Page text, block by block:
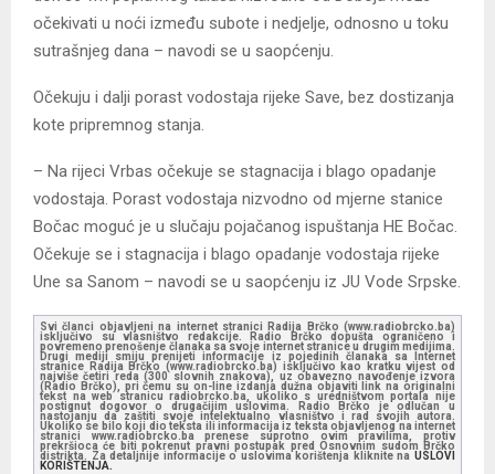
očekivati u noći između subote i nedjelje, odnosno u toku
sutrašnjeg dana – navodi se u saopćenju.
Očekuju i dalji porast vodostaja rijeke Save, bez dostizanja
kote pripremnog stanja.
– Na rijeci Vrbas očekuje se stagnacija i blago opadanje
vodostaja. Porast vodostaja nizvodno od mjerne stanice
Bočac moguć je u slučaju pojačanog ispuštanja HE Bočac.
Očekuje se i stagnacija i blago opadanje vodostaja rijeke
Une sa Sanom – navodi se u saopćenju iz JU Vode Srpske.
Svi članci objavljeni na internet stranici Radija Brčko (www.radiobrcko.ba)
isključivo su vlasništvo redakcije. Radio Brčko dopušta ograničeno i
povremeno prenošenje članaka sa svoje internet stranice u drugim medijima.
Drugi mediji smiju prenijeti informacije iz pojedinih članaka sa Internet
stranice Radija Brčko (www.radiobrcko.ba) isključivo kao kratku vijest od
najviše četiri reda (300 slovnih znakova), uz obavezno navođenje izvora
(Radio Brčko), pri čemu su on-line izdanja dužna objaviti link na originalni
tekst na web stranicu radiobrcko.ba, ukoliko s uredništvom portala nije
postignut dogovor o drugačijim uslovima. Radio Brčko je odlučan u
nastojanju da zaštiti svoje intelektualno vlasništvo i rad svojih autora.
Ukoliko se bilo koji dio teksta ili informacija iz teksta objavljenog na internet
stranici www.radiobrcko.ba prenese suprotno ovim pravilima, protiv
prekršioca će biti pokrenut pravni postupak pred Osnovnim sudom Brčko
distrikta. Za detaljnije informacije o uslovima korištenja kliknite na USLOVI
KORIŠTENJA.